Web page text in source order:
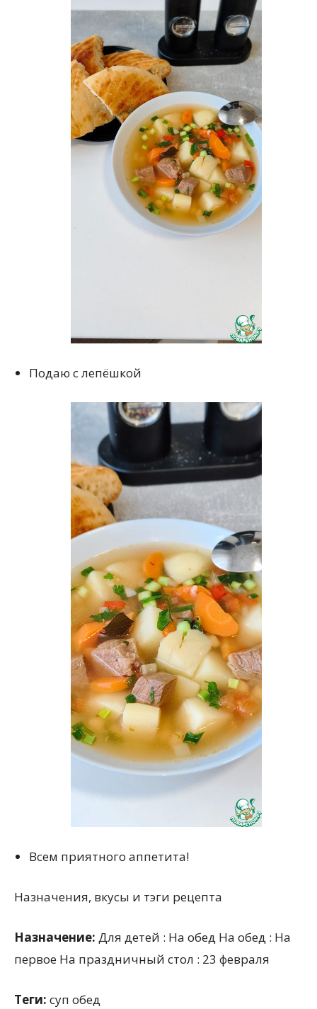
Подаю с лепёшкой
Всем приятного аппетита!
Назначения, вкусы и тэги рецепта
Назначение: Для детей : На обед На обед : На
первое На праздничный стол : 23 февраля
Теги: суп обед